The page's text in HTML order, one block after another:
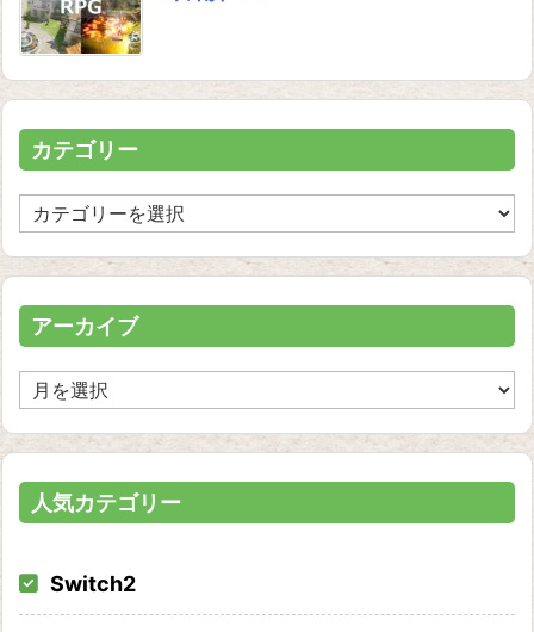
カテゴリー
テ
ゴ
リ
ー
アーカイブ
ー
カ
イ
ブ
人気カテゴリー
Switch2